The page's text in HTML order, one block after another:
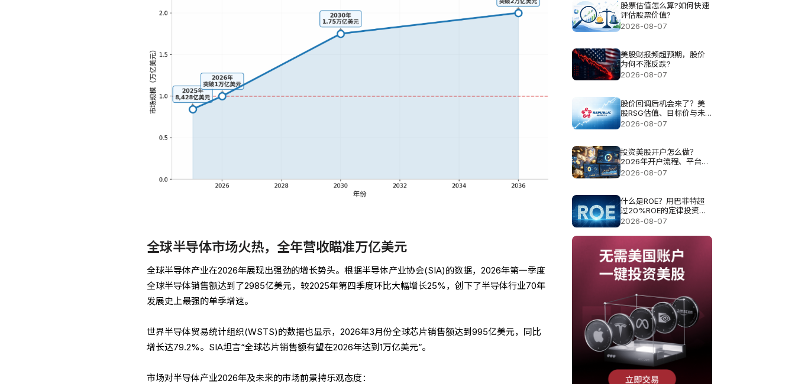
全球半导体市场火热，全年营收瞄准万亿美元
全球半导体产业在2026年展现出强劲的增长势头。根据半导体产业协会(SIA)的数据，2026年第一季度
全球半导体销售额达到了2985亿美元，较2025年第四季度环比大幅增长25%，创下了半导体行业70年
发展史上最强的单季增速。
世界半导体贸易统计组织(WSTS)的数据也显示，2026年3月份全球芯片销售额达到995亿美元，同比
增长达79.2%。SIA坦言“全球芯片销售额有望在2026年达到1万亿美元”。
市场对半导体产业2026年及未来的市场前景持乐观态度：
股票估值怎么算?如何快速
评估股票价值?
2026-08-07
美股财报频超预期，股价
为何不涨反跌?
2026-08-07
股价回调后机会来了？美
股RSG估值、目标价与未
来空间解析
2026-08-07
投资美股开户怎么做？
2026年开户流程、平台选
择与费用指南
2026-08-07
什么是ROE？用巴菲特超
过20%ROE的定律投资真
的可以？
2026-08-07